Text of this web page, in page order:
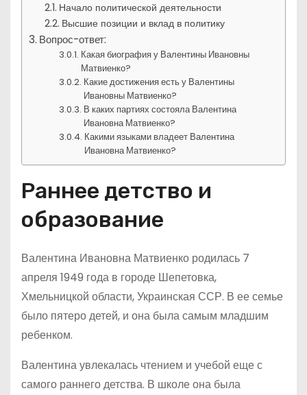
Начало политической деятельности
Высшие позиции и вклад в политику
Вопрос-ответ:
Какая биография у Валентины Ивановны
Матвиенко?
Какие достижения есть у Валентины
Ивановны Матвиенко?
В каких партиях состояла Валентина
Ивановна Матвиенко?
Какими языками владеет Валентина
Ивановна Матвиенко?
Раннее детство и
образование
Валентина Ивановна Матвиенко родилась 7
апреля 1949 года в городе Шепетовка,
Хмельницкой области, Украинская ССР. В ее семье
было пятеро детей, и она была самым младшим
ребенком.
Валентина увлекалась чтением и учебой еще с
самого раннего детства. В школе она была